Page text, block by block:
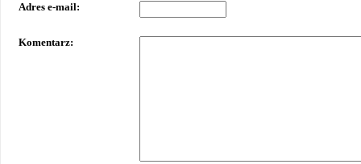
Adres e-mail:
Komentarz: